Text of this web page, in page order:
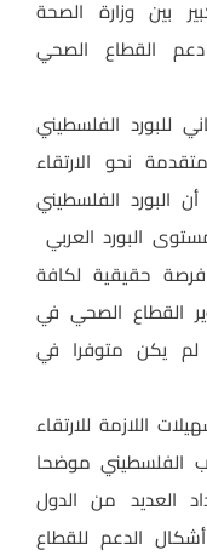
بين وزارة الصحة
القطاع الصحي
للبورد الفلسطيني
نحو الارتقاء
البورد الفلسطيني
البورد العربي
حقيقية لكافة
القطاع الصحي في
يكن متوفرا في
اللازمة للارتقاء
الفلسطيني موضحا
العديد من الدول
الدعم للقطاع